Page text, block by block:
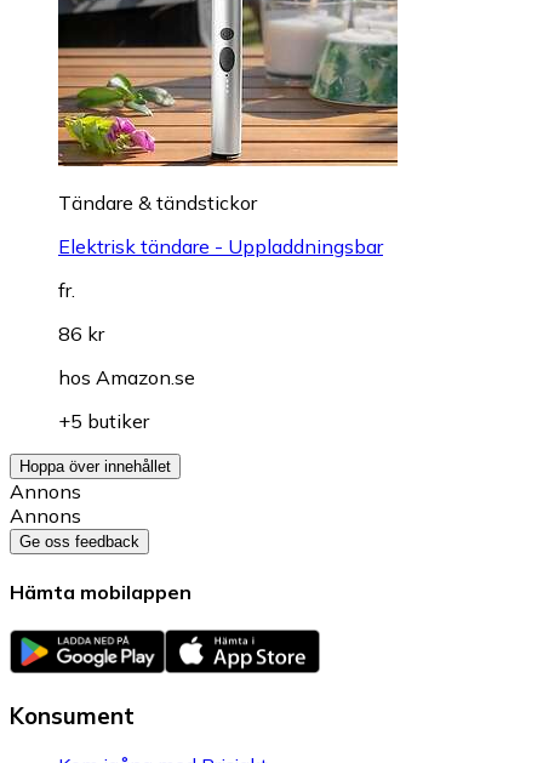
Tändare & tändstickor
Elektrisk tändare - Uppladdningsbar
fr.
86 kr
hos Amazon.se
+5 butiker
Hoppa över innehållet
Annons
Annons
Ge oss feedback
Hämta mobilappen
Konsument